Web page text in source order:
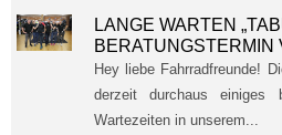
LANGE WARTEN
BERATUNGSTERMIN
Hey liebe Fahrradfreunde!
derzeit durchaus
Wartezeiten in unserem...